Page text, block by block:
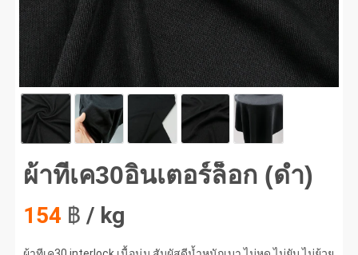
ทีเค30อินเตอร์ล็อก (ดำ) #1
ผ้าทีเค30อินเตอร์ล็อก (ดำ)
154 ฿ / kg